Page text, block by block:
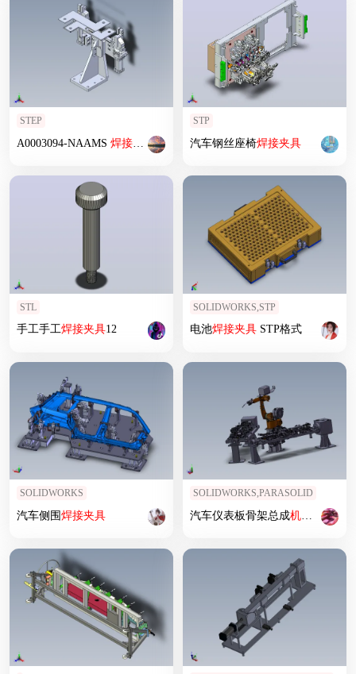
STEP
A0003094-NAAMS 焊接夹具
STP
汽车钢丝座椅焊接夹具
STL
手工手工焊接夹具12
SOLIDWORKS,STP
电池焊接夹具STP格式
SOLIDWORKS
汽车侧围焊接夹具
SOLIDWORKS,PARASOLID
汽车仪表板骨架总成机器人 弧焊